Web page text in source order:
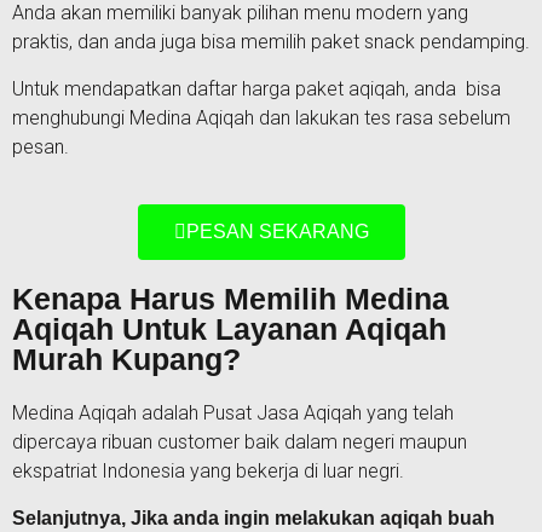
Anda akan memiliki banyak pilihan menu modern yang
praktis, dan anda juga bisa memilih paket snack pendamping.
Untuk mendapatkan daftar harga paket aqiqah, anda bisa
menghubungi Medina Aqiqah dan lakukan tes rasa sebelum
pesan.
PESAN SEKARANG
Kenapa Harus Memilih Medina
Aqiqah Untuk Layanan Aqiqah
Murah Kupang?
Medina Aqiqah adalah Pusat Jasa Aqiqah yang telah
dipercaya ribuan customer baik dalam negeri maupun
ekspatriat Indonesia yang bekerja di luar negri.
Selanjutnya, Jika anda ingin melakukan aqiqah buah